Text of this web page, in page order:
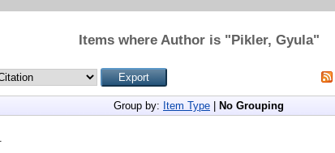
Items where Author is "Pikler, Gyula"
Group by: Item Type No Grouping